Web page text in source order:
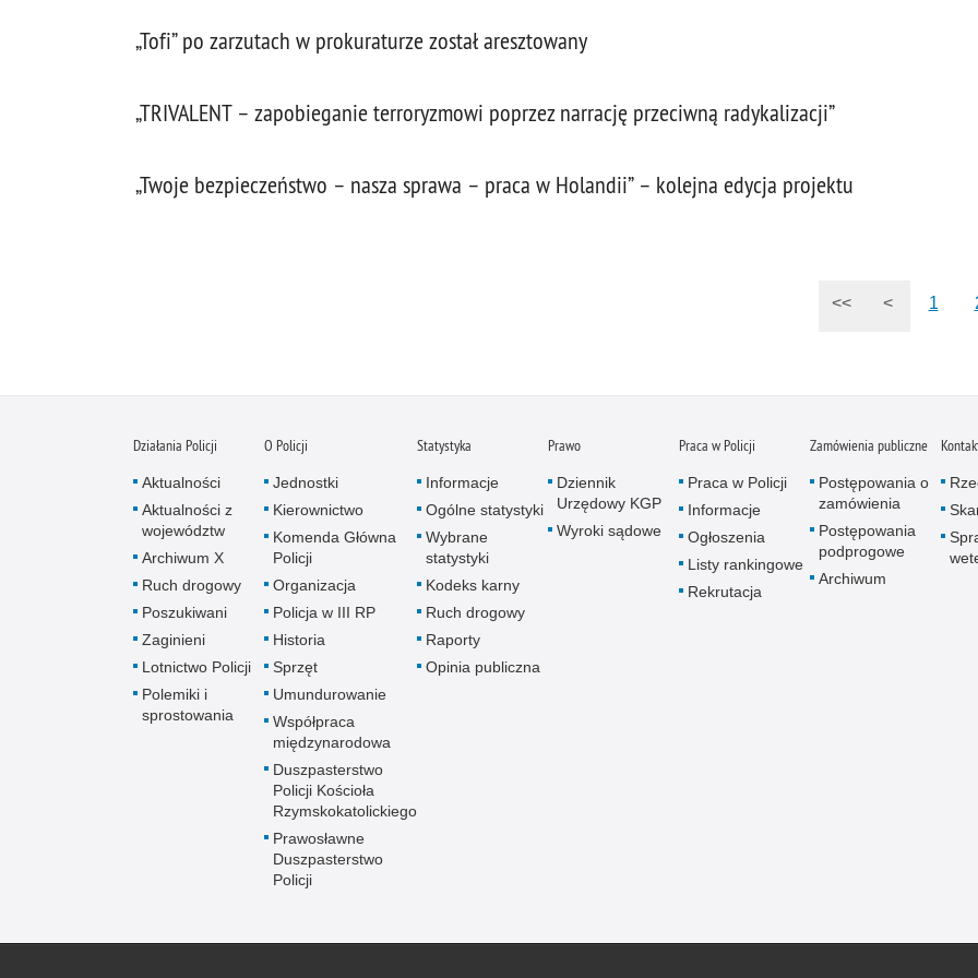
„Tofi” po zarzutach w prokuraturze został aresztowany
„TRIVALENT – zapobieganie terroryzmowi poprzez narrację przeciwną radykalizacji”
„Twoje bezpieczeństwo – nasza sprawa – praca w Holandii” – kolejna edycja projektu
<< < 1
Działania Policji
Aktualności
Aktualności z
województw
Archiwum X
Ruch drogowy
Poszukiwani
Zaginieni
Lotnictwo Policji
Polemiki i
sprostowania
O Policji
Jednostki
Kierownictwo
Komenda Główna
Policji
Organizacja
Policja w III RP
Historia
Sprzęt
Umundurowanie
Współpraca
międzynarodowa
Duszpasterstwo
Policji Kościoła
Rzymskokatolickiego
Prawosławne
Duszpasterstwo
Policji
Statystyka
Informacje
Ogólne statystyki
Wybrane
statystyki
Kodeks karny
Ruch drogowy
Raporty
Opinia publiczna
Prawo
Dziennik
Urzędowy KGP
Wyroki sądowe
Praca w Policji
Praca w Policji
Informacje
Ogłoszenia
Listy rankingowe
Rekrutacja
Zamówienia publiczne
Postępowania o
zamówienia
Postępowania
podprogowe
Archiwum